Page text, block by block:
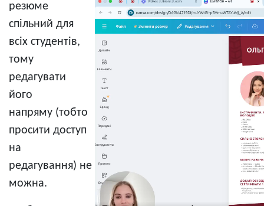
резюме
спільний для
всіх студентів,
тому
редагувати
його
напряму (тобто
просити доступ
на
редагування) не
можна.